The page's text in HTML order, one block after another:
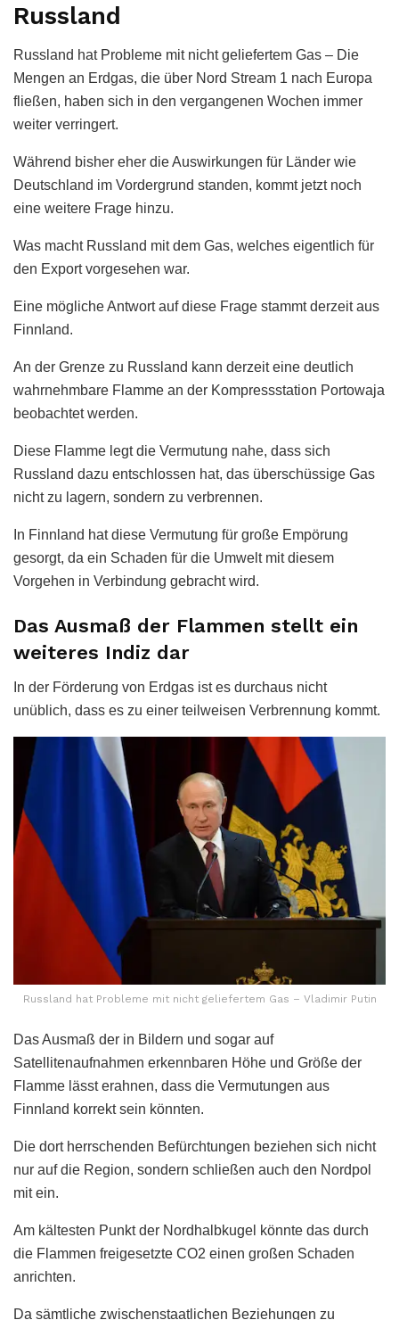
Russland
Russland hat Probleme mit nicht geliefertem Gas – Die
Mengen an Erdgas, die über Nord Stream 1 nach Europa
fließen, haben sich in den vergangenen Wochen immer
weiter verringert.
Während bisher eher die Auswirkungen für Länder wie
Deutschland im Vordergrund standen, kommt jetzt noch
eine weitere Frage hinzu.
Was macht Russland mit dem Gas, welches eigentlich für
den Export vorgesehen war.
Eine mögliche Antwort auf diese Frage stammt derzeit aus
Finnland.
An der Grenze zu Russland kann derzeit eine deutlich
wahrnehmbare Flamme an der Kompressstation Portowaja
beobachtet werden.
Diese Flamme legt die Vermutung nahe, dass sich
Russland dazu entschlossen hat, das überschüssige Gas
nicht zu lagern, sondern zu verbrennen.
In Finnland hat diese Vermutung für große Empörung
gesorgt, da ein Schaden für die Umwelt mit diesem
Vorgehen in Verbindung gebracht wird.
Das Ausmaß der Flammen stellt ein
weiteres Indiz dar
In der Förderung von Erdgas ist es durchaus nicht
unüblich, dass es zu einer teilweisen Verbrennung kommt.
Russland hat Probleme mit nicht geliefertem Gas – Vladimir Putin
Das Ausmaß der in Bildern und sogar auf
Satellitenaufnahmen erkennbaren Höhe und Größe der
Flamme lässt erahnen, dass die Vermutungen aus
Finnland korrekt sein könnten.
Die dort herrschenden Befürchtungen beziehen sich nicht
nur auf die Region, sondern schließen auch den Nordpol
mit ein.
Am kältesten Punkt der Nordhalbkugel könnte das durch
die Flammen freigesetzte CO2 einen großen Schaden
anrichten.
Da sämtliche zwischenstaatlichen Beziehungen zu